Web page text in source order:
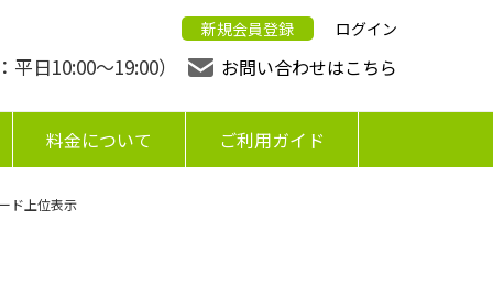
新規会員登録 ログイン
平日10:00〜19:00） お問い合わせはこちら
料金について ご利用ガイド
ド上位表示